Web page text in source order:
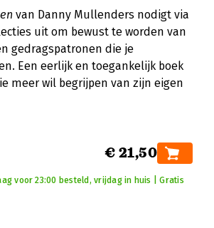
van Danny Mullenders nodigt via
uit om bewust te worden van
gedragspatronen die je
Een eerlijk en toegankelijk boek
meer wil begrijpen van zijn eigen
€ 21,50
voor 23:00 besteld, vrijdag in huis | Gratis